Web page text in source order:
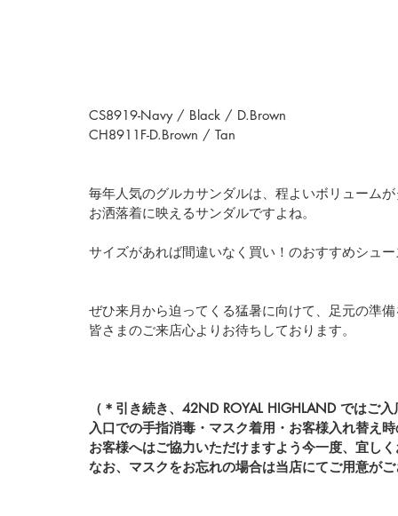
CS8919-Navy / Black / D.Brown
CH8911F-D.Brown / Tan
毎年人気のグルカサンダルは、程よいボリューム
お洒落着に映えるサンダルですよね。
サイズがあれば間違いなく買い！のおすすめシュー
ぜひ来月から迫ってくる猛暑に向けて、足元の準備
皆さまのご来店心よりお待ちしております。
（＊引き続き、42ND ROYAL HIGHLAND ではご入
入口での手指消毒・マスク着用・お客様入れ替え
お客様へはご協力いただけますよう今一度、宜しく
なお、マスクをお忘れの場合は当店にてご用意がご